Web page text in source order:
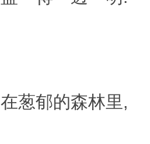
在葱郁的森林里,